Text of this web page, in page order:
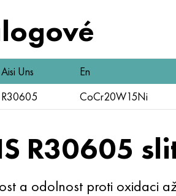
Aisi Uns En
R30605 CoCr20W15Ni
R30605
a odolnost proti oxidaci